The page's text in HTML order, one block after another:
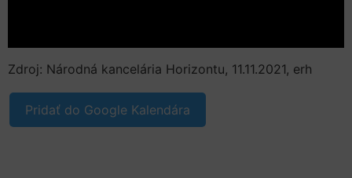
Zdroj: Národná kancelária Horizontu, 11.11.2021, erh
Pridať do Google Kalendára